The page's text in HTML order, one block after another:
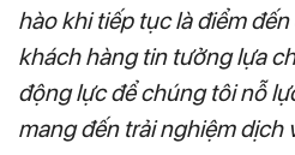
hào khi tiếp tục là điểm
khách hàng tin tưởng lựa
động lực để chúng tôi nỗ
mang đến trải nghiệm dịch